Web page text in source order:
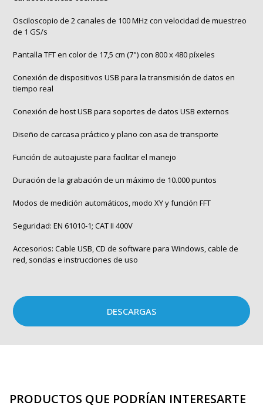
Osciloscopio de 2 canales de 100 MHz con velocidad de muestreo
de 1 GS/s
Pantalla TFT en color de 17,5 cm (7") con 800 x 480 píxeles
Conexión de dispositivos USB para la transmisión de datos en
tiempo real
Conexión de host USB para soportes de datos USB externos
Diseño de carcasa práctico y plano con asa de transporte
Función de autoajuste para facilitar el manejo
Duración de la grabación de un máximo de 10.000 puntos
Modos de medición automáticos, modo XY y función FFT
Seguridad: EN 61010-1; CAT II 400V
Accesorios: Cable USB, CD de software para Windows, cable de
red, sondas e instrucciones de uso
DESCARGAS
PRODUCTOS QUE PODRÍAN INTERESARTE